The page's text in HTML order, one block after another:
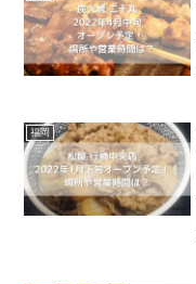
福岡